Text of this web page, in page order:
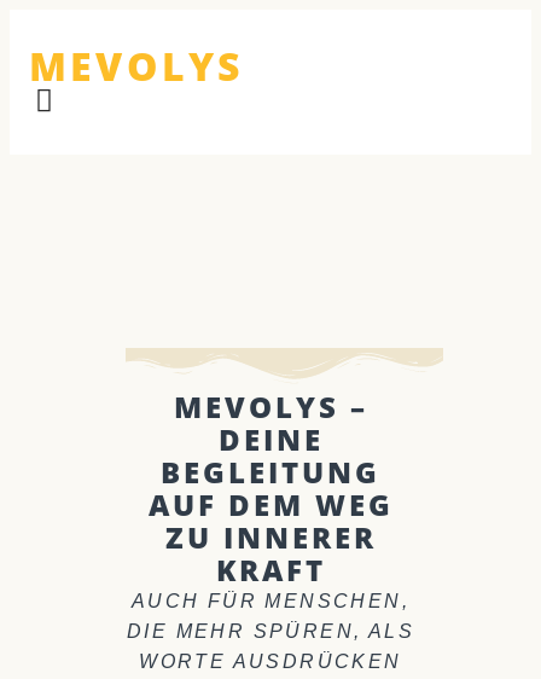
MEVOLYS
MEVOLYS –
DEINE
BEGLEITUNG
AUF DEM WEG
ZU INNERER
KRAFT
AUCH FÜR MENSCHEN,
DIE MEHR SPÜREN, ALS
WORTE AUSDRÜCKEN